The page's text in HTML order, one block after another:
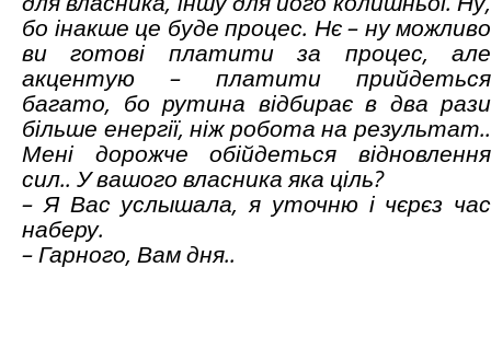
бо інакше це буде процес. Нє – ну можливо
ви готові платити за процес, але
акцентую – платити прийдеться
багато, бо рутина відбирає в два рази
більше енергії, ніж робота на результат..
Мені дорожче обійдеться відновлення
сил.. У вашого власника яка ціль?
– Я Вас услышала, я уточню і чєрєз час
наберу.
– Гарного, Вам дня..